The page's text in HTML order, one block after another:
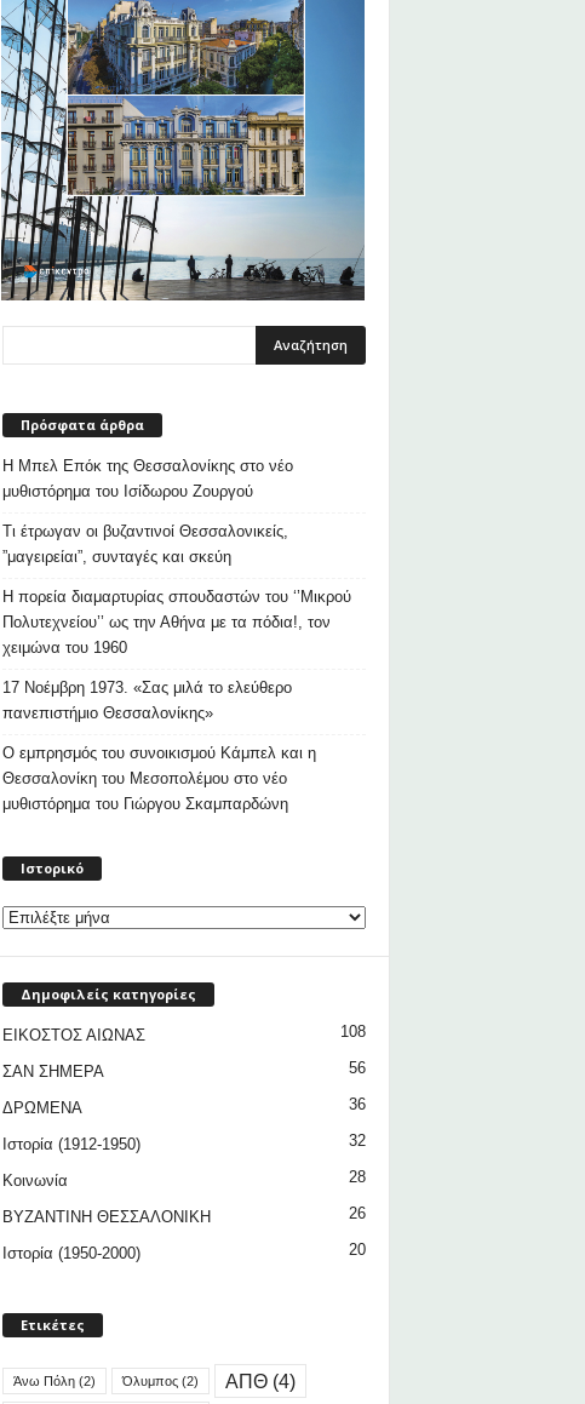
Πρόσφατα άρθρα
Η Μπελ Επόκ της Θεσσαλονίκης στο νέο
μυθιστόρημα του Ισίδωρου Ζουργού
Τι έτρωγαν οι βυζαντινοί Θεσσαλονικείς,
”μαγειρείαι”, συνταγές και σκεύη
Η πορεία διαμαρτυρίας σπουδαστών του ‘’Μικρού
Πολυτεχνείου’’ ως την Αθήνα με τα πόδια!, τον
χειμώνα του 1960
17 Νοέμβρη 1973. «Σας μιλά το ελεύθερο
πανεπιστήμιο Θεσσαλονίκης»
Ο εμπρησμός του συνοικισμού Κάμπελ και η
Θεσσαλονίκη του Μεσοπολέμου στο νέο
μυθιστόρημα του Γιώργου Σκαμπαρδώνη
Ιστορικό
Δημοφιλείς κατηγορίες
ΕΙΚΟΣΤΟΣ ΑΙΩΝΑΣ 108
ΣΑΝ ΣΗΜΕΡΑ 56
ΔΡΩΜΕΝΑ 36
Ιστορία (1912-1950) 32
Κοινωνία 28
ΒΥΖΑΝΤΙΝΗ ΘΕΣΣΑΛΟΝΙΚΗ 26
Ιστορία (1950-2000) 20
Ετικέτες
Άνω Πόλη(2) Όλυμπος(2) ΑΠΘ(4)